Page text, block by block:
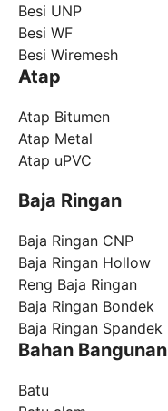
Besi UNP
Besi WF
Besi Wiremesh
Atap
Atap Bitumen
Atap Metal
Atap uPVC
Baja Ringan
Baja Ringan CNP
Baja Ringan Hollow
Reng Baja Ringan
Baja Ringan Bondek
Baja Ringan Spandek
Bahan Bangunan
Batu